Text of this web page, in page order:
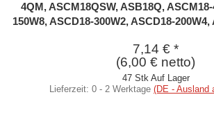
4QM, ASCM18QSW, ASB18Q,
150W8, ASCD18-300W2, ASCD18-200W4,
7,14 € *
(6,00 € netto)
47 Stk Auf Lager
Lieferzeit: 0 - 2 Werktage (DE - Ausland